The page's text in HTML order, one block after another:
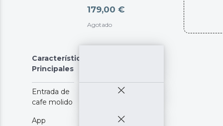
179,00 €
Agotado
Características
Principales
Entrada de
cafe molido
App